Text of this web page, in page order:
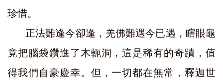
珍惜。
正法難逢今卻逢，羌佛難遇今已遇，瞎眼龜
竟把腦袋鑽進了木軛洞，這是稀有的奇蹟，值
得我們自豪慶幸。但，一切都在無常，釋迦世